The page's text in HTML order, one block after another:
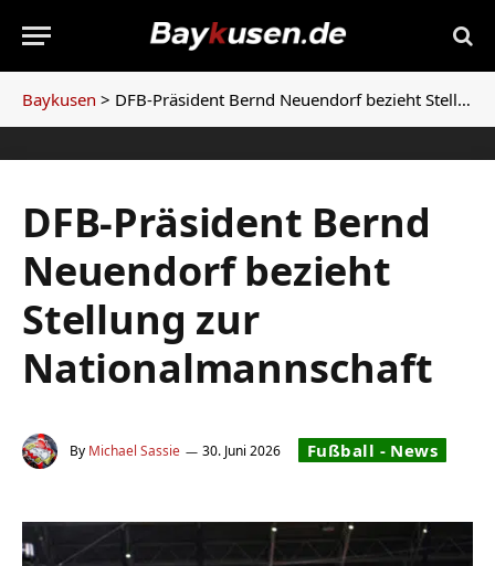
Baykusen > DFB-Präsident Bernd Neuendorf bezieht Stellung zur Nationalmannschaft
DFB-Präsident Bernd
Neuendorf bezieht
Stellung zur
Nationalmannschaft
By Michael Sassie 30. Juni 2026 Fußball - News